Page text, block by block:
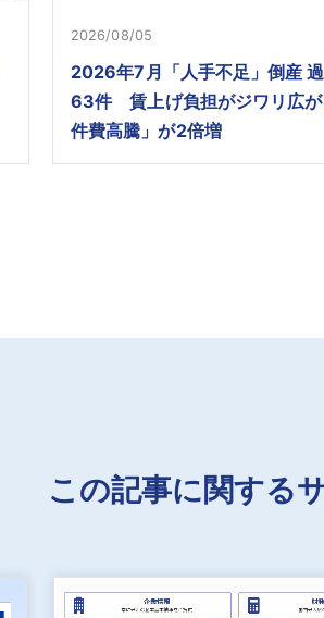
2026/08/05
2026年7月「人手不足」倒産
63件 賃上げ負担がジワリ広が
件費高騰」が2倍増
この記事に関する